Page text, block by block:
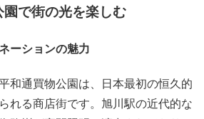
で街の光を楽しむ
ーションの魅力
和通買物公園は、日本最初の恒久的
れる商店街です。旭川駅の近代的な